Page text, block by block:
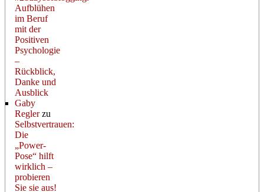
Aufblühen
im Beruf
mit der
Positiven
Psychologie
–
Rückblick,
Danke und
Ausblick
Gaby
Reglerzu
Selbstvertrauen:
Die
„Power-
Pose“ hilft
wirklich –
probieren
Sie sie aus!